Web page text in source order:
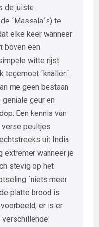
de juiste
´Massala´s) te
elke keer wanneer
boven een
witte rijst
tegemoet ´knallen´.
me geen bestaan
geur en
Een kennis van
verse peultjes
uit India
extremer wanneer je
stevig op het
´niets meer
platte brood is
er is er
verschillende